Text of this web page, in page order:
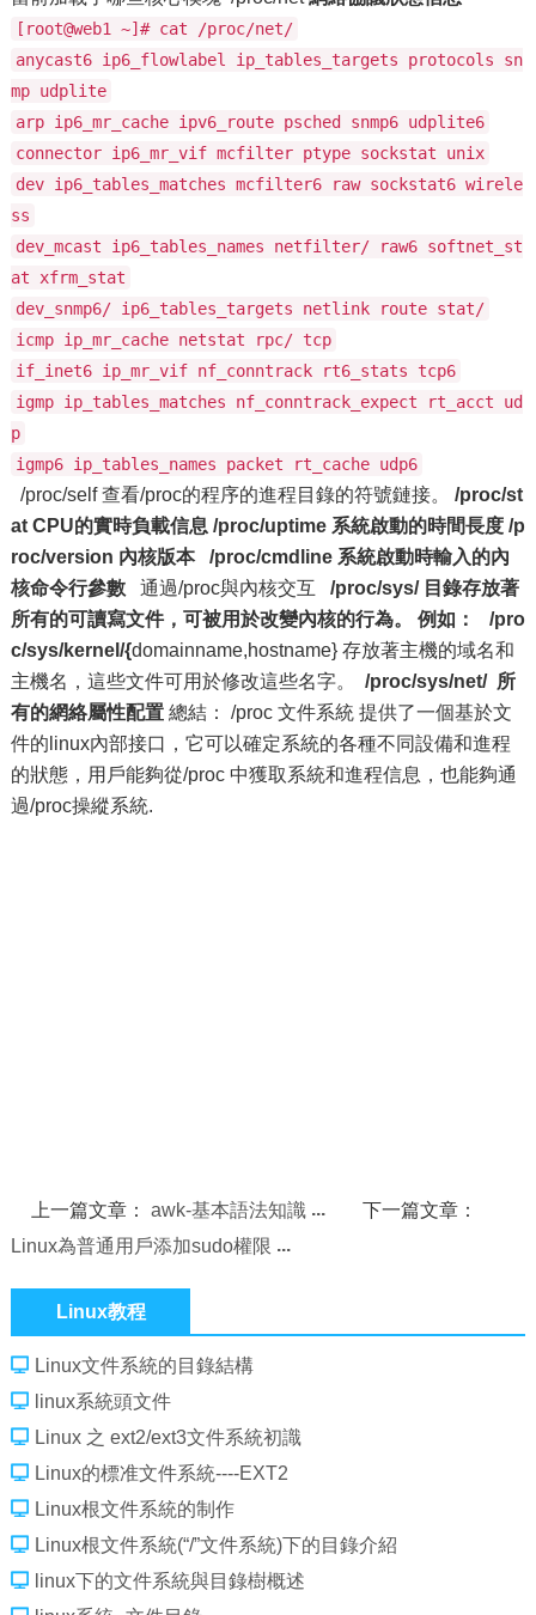
[root@web1 ~]# cat /proc/net/
anycast6 ip6_flowlabel ip_tables_targets protocols sn
mp udplite
arp ip6_mr_cache ipv6_route psched snmp6 udplite6
connector ip6_mr_vif mcfilter ptype sockstat unix
dev ip6_tables_matches mcfilter6 raw sockstat6 wirele
ss
dev_mcast ip6_tables_names netfilter/ raw6 softnet_st
at xfrm_stat
dev_snmp6/ ip6_tables_targets netlink route stat/
icmp ip_mr_cache netstat rpc/ tcp
if_inet6 ip_mr_vif nf_conntrack rt6_stats tcp6
igmp ip_tables_matches nf_conntrack_expect rt_acct ud
p
igmp6 ip_tables_names packet rt_cache udp6
/proc/self 查看/proc的程序的進程目錄的符號鏈接。 /proc/st
at CPU的實時負載信息 /proc/uptime 系統啟動的時間長度 /p
roc/version 內核版本
/proc/cmdline 系統啟動時輸入的內
核命令行參數通過/proc與內核交互 /proc/sys/ 目錄存放著
所有的可讀寫文件，可被用於改變內核的行為。
例如：
/pro
c/sys/kernel/{domainname,hostname} 存放著主機的域名和
主機名，這些文件可用於修改這些名字。
/proc/sys/net/ 所
有的網絡屬性配置總結： /proc 文件系統 提供了一個基於文
件的linux內部接口，它可以確定系統的各種不同設備和進程
的狀態，用戶能夠從/proc 中獲取系統和進程信息，也能夠通
過/proc操縱系統.
上一篇文章：awk-基本語法知識
下一篇文章：
Linux為普通用戶添加sudo權限
Linux教程
Linux文件系統的目錄結構
linux系統頭文件
Linux 之 ext2/ext3文件系統初識
Linux的標准文件系統----EXT2
Linux根文件系統的制作
Linux根文件系統(“/”文件系統)下的目錄介紹
linux下的文件系統與目錄樹概述